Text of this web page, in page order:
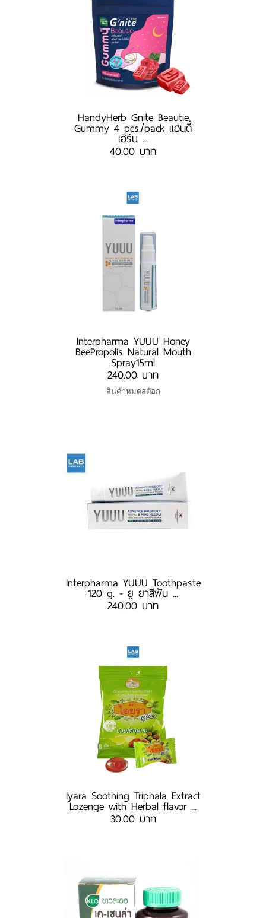
HandyHerb Gnite Beautie
Gummy 4 pcs./pack แฮนดี้
เฮิร์บ ...
40.00 บาท
Interpharma YUUU Honey
BeePropolis Natural Mouth
Spray15ml
240.00 บาท
สินค้าหมดสต๊อก
Interpharma YUUU Toothpaste
120 g. - ยู ยาสีฟัน ...
240.00 บาท
Iyara Soothing Triphala Extract
Lozenge with Herbal flavor ...
30.00 บาท